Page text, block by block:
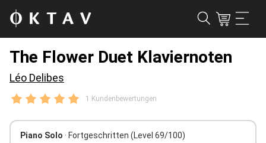
The Flower Duet Klaviernoten
Léo Delibes
1 Kundenbewertungen
Piano Solo · Fortgeschritten (Level 69/100)